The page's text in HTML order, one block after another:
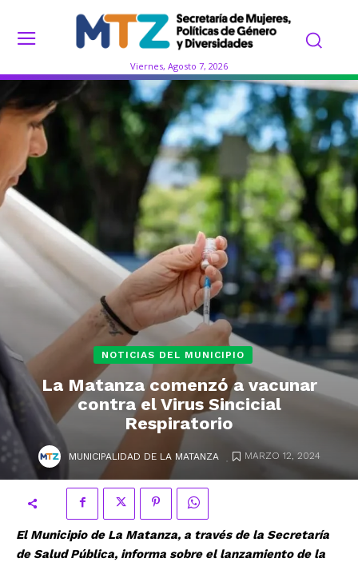
Viernes, Agosto 7, 2026
NOTICIAS DEL MUNICIPIO
La Matanza comenzó a vacunar
contra el Virus Sincicial
Respiratorio
MUNICIPALIDAD DE LA MATANZA . MARZO 12, 2024
El Municipio de La Matanza, a través de la Secretaría
de Salud Pública, informa sobre el lanzamiento de la